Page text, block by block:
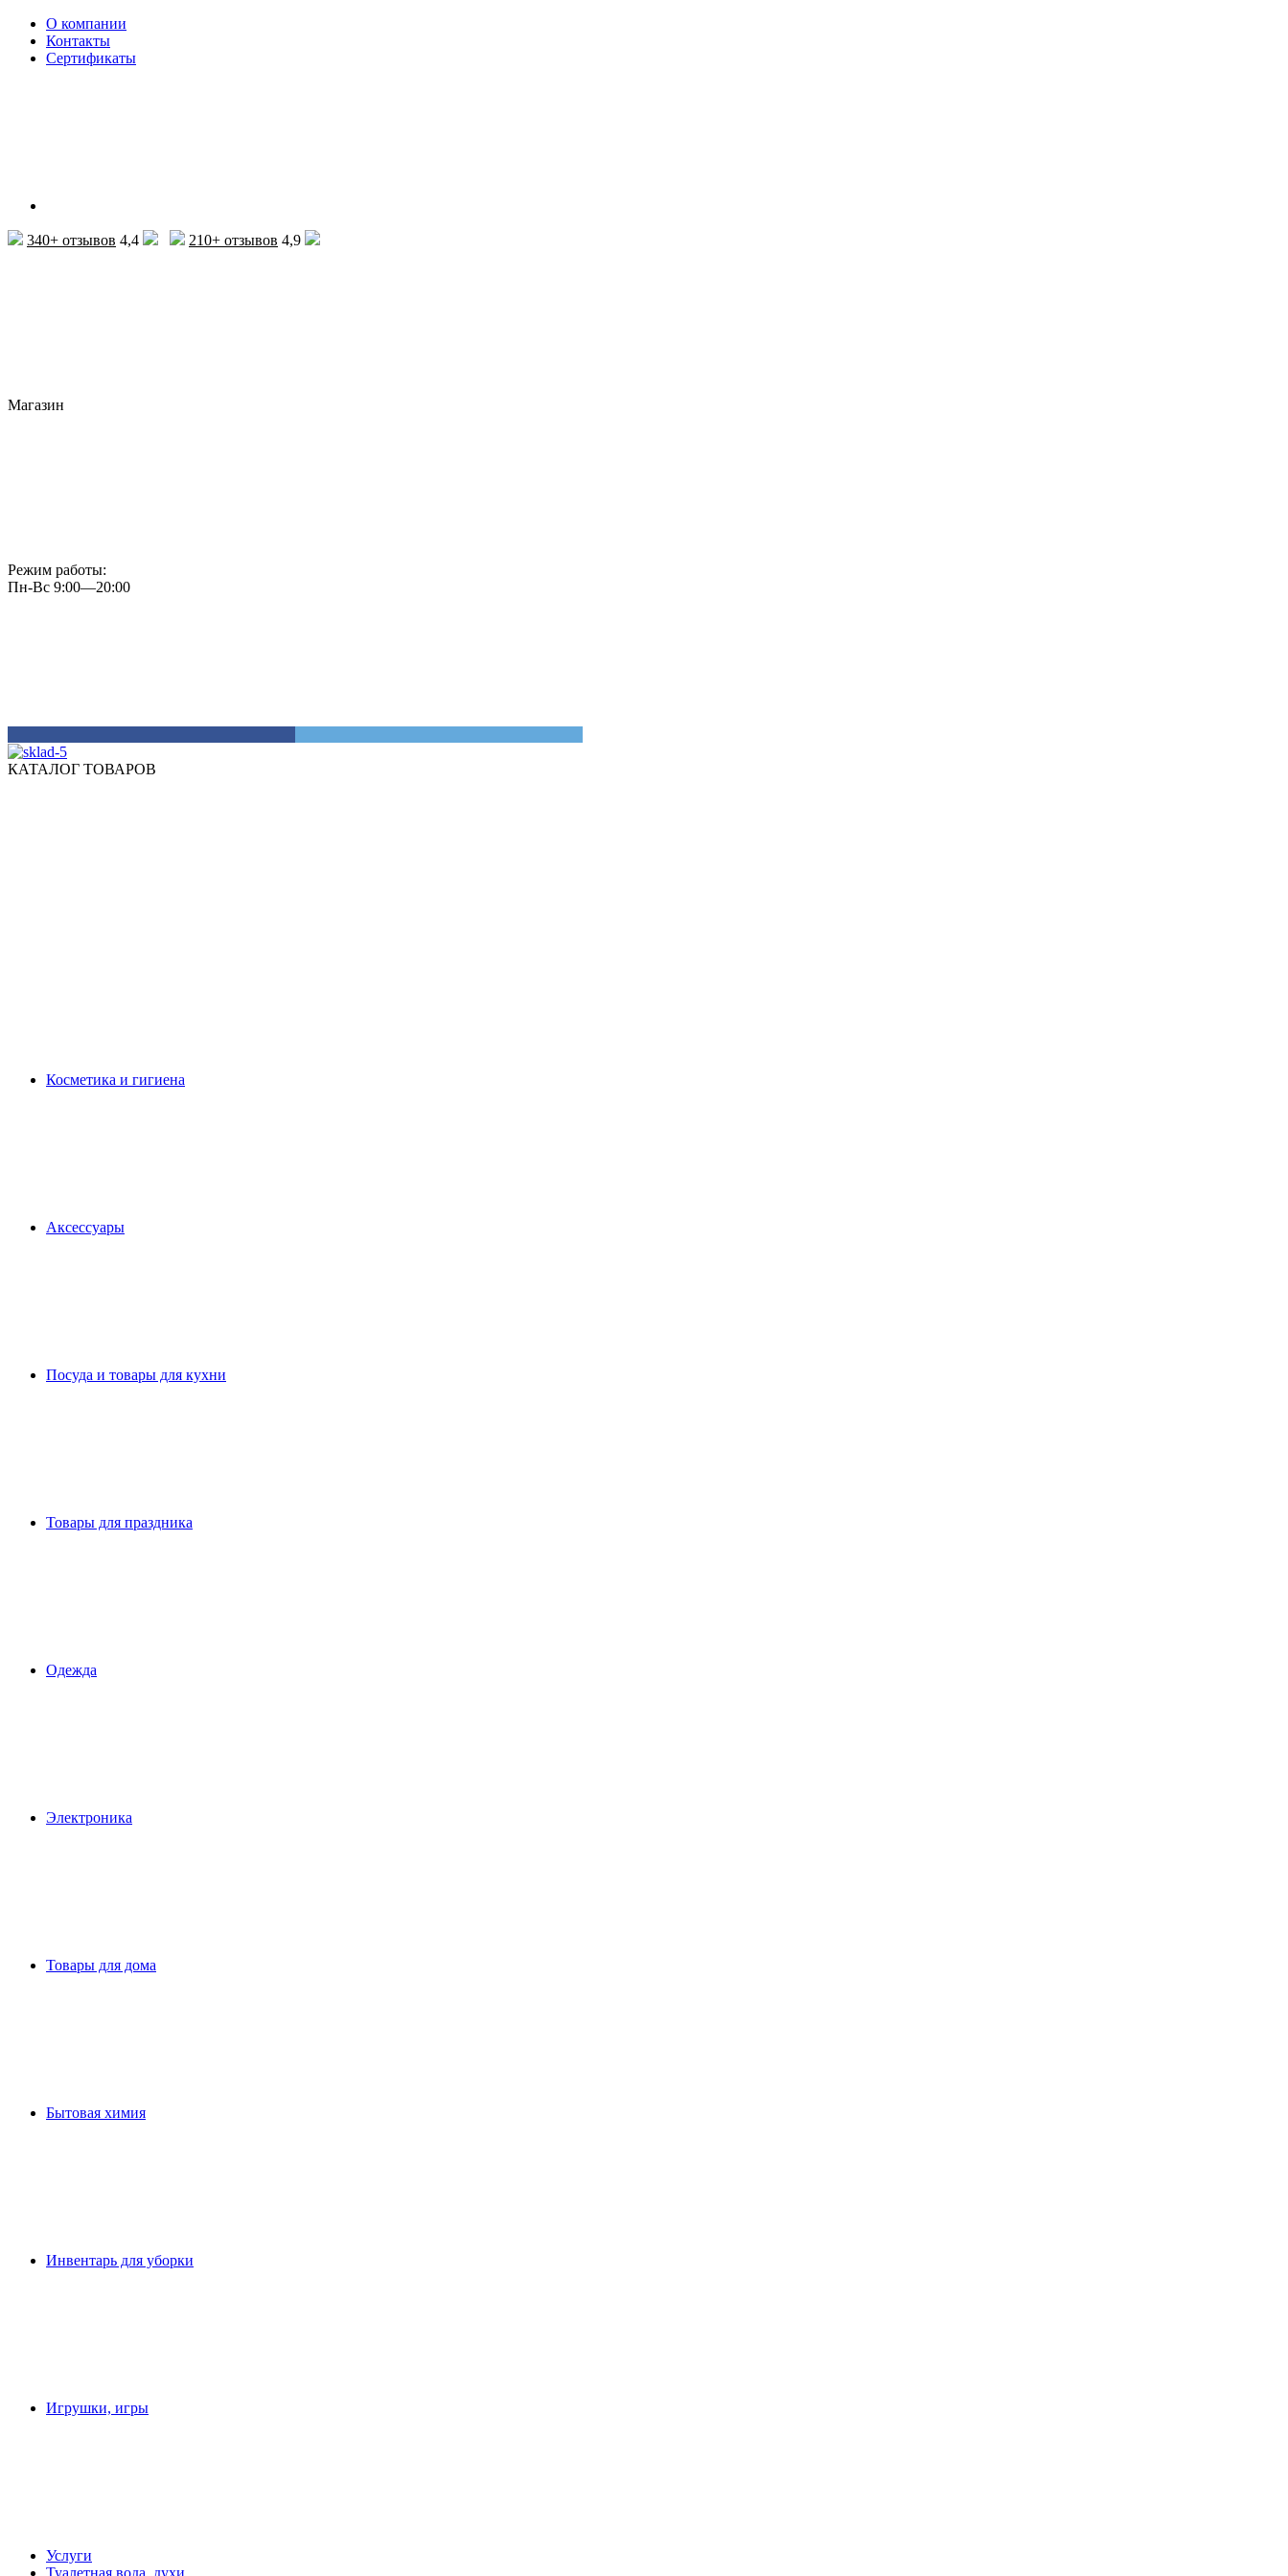
О компании
Контакты
Сертификаты
340+ отзывов 4,4 210+ отзывов 4,9
Магазин
Режим работы:
Пн-Вс 9:00—20:00
КАТАЛОГ ТОВАРОВ
Косметика и гигиена
Аксессуары
Посуда и товары для кухни
Товары для праздника
Одежда
Электроника
Товары для дома
Бытовая химия
Инвентарь для уборки
Игрушки, игры
Услуги
Туалетная вода, духи